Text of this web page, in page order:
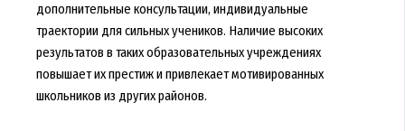
дополнительные консультации, индивидуальные
траектории для сильных учеников. Наличие высоких
результатов в таких образовательных учреждениях
повышает их престиж и привлекает мотивированных
школьников из других районов.